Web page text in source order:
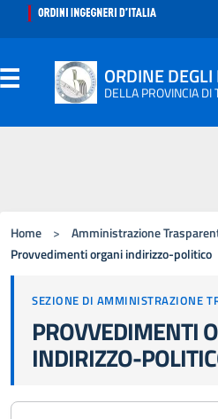
ORDINE
DELLA PROVINCIA DI
ISCRITTO
PROFESSIONE
AGGIORNAMENTO
Home > Amministrazione
Provvedimenti organi indirizzo-politico
SEZIONE DI AMMINISTRAZIONE
PROVVEDIMENTI
INDIRIZZO-